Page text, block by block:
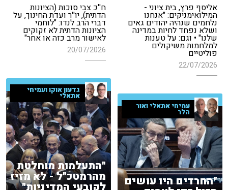
אליסף פרץ, בית ציוני -
המילואימניקים: "אנחנו
נלחמים שנהיה יהודים גאים
ושלא נפחד לחיות במדינה
שלנו" • וגם: על טענות
למלחמות משיקולים
פוליטיים
22/07/2026
ח''כ צבי סוכות (הציונות
הדתית), יו''ר ועדת החינוך, על
דברי הרב לנדו: "לוחמי
הציונות הדתית לא זקוקים
לאישור מרב כזה או אחר"
20/07/2026
גדעון אוקו ועמיחי
אתאלי
"התעלמות מוחלטת
מהרמטכ"ל - לא מזיז
עמיחי אתאלי ואור
הלר
"החרדים היו עושים